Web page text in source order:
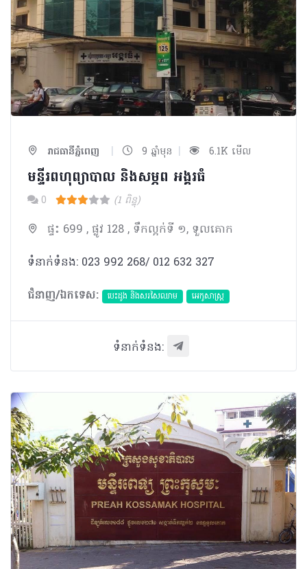
រាជធានីភ្នំពេញ | 9 ឆ្នាំមុន | 6.1K មើល
មន្ទីរពហុព្យាបាល និងសម្ភព អង្គរធំ
0 (1 ពិន្ទុ)
ផ្ទះ 699 , ផ្លូវ 128 , ទឹកល្អក់ទី ១, ទួលគោក
ទំនាក់ទំនង: 023 992 268/ 012 632 327
ជំនាញ/ឯកទេស:
បេះដូង​ និងសរសៃឈាម អេកូសាស្រ្ត
ទំនាក់ទំនង: